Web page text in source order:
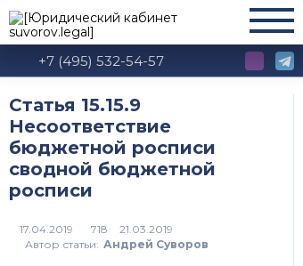
+7 (495) 532-54-57
Статья 15.15.9
Несоответствие
бюджетной росписи
сводной бюджетной
росписи
718
Автор статьи: Андрей Суворов